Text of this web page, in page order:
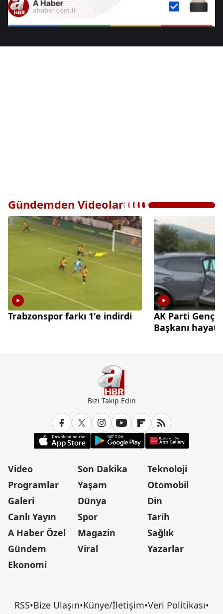
Gündemden Videolar
Trabzonspor farkı 1'e indirdi
AK Parti
Başkanı
Bizi Takip Edin
Video
Programlar
Galeri
Canlı Yayın
A Haber Özel
Gündem
Ekonomi
Son Dakika
Yaşam
Dünya
Spor
Magazin
Viral
Teknoloji
Otomobil
Din
Tarih
Sağlık
Yazarlar
RSS•Bize Ulaşın•Künye/İletişim•Veri Politikası•